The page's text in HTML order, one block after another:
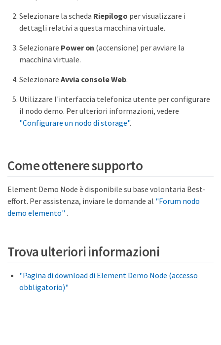
Selezionare la scheda Riepilogo per visualizzare i
dettagli relativi a questa macchina virtuale.
Selezionare Power on (accensione) per avviare la
macchina virtuale.
Selezionare Avvia console Web.
Utilizzare l'interfaccia telefonica utente per configurare
il nodo demo. Per ulteriori informazioni, vedere
"Configurare un nodo di storage".
Come ottenere supporto
Element Demo Node è disponibile su base volontaria Best-
effort. Per assistenza, inviare le domande al "Forum nodo
demo elemento" .
Trova ulteriori informazioni
"Pagina di download di Element Demo Node (accesso
obbligatorio)"